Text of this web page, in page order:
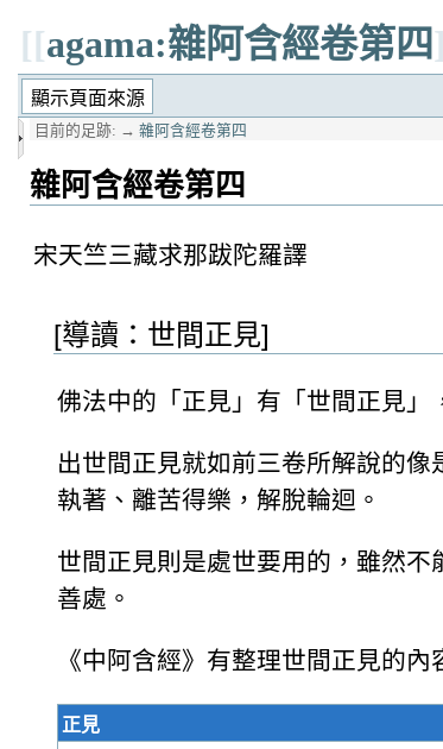
[[agama:雜阿含經卷第四
目前的足跡: → 雜阿含經卷第四
雜阿含經卷第四
宋天竺三藏求那跋陀羅譯
[導讀：世間正見]
佛法中的「正見」有「世間正見」
出世間正見就如前三卷所解說的
執著、離苦得樂，解脫輪迴。
世間正見則是處世要用的，雖然
善處。
《中阿含經》有整理世間正見的內
正見